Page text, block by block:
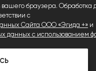
браузера. Обработка
с
Сайта ООО «Эгида +» и
данных с использованием